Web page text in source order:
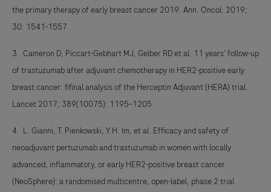
the primary therapy of early breast cancer 2019. Ann. Oncol. 2019;
30: 1541-1557
3. Cameron D, Piccart-Gebhart MJ, Gelber RD et al. 11 years’ follow-up
of trastuzumab after adjuvant chemotherapy in HER2-positive early
breast cancer: fifinal analysis of the Herceptin Adjuvant (HERA) trial.
Lancet 2017; 389(10075): 1195–1205.
4. L. Gianni, T. Pienkowski, Y.H. Im, et al. Efficacy and safety of
neoadjuvant pertuzumab and trastuzumab in women with locally
advanced, inflammatory, or early HER2-positive breast cancer
(NeoSphere): a randomised multicentre, open-label, phase 2 trial